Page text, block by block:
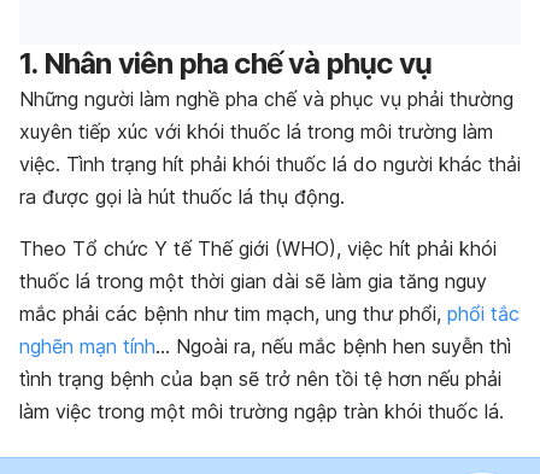
1. Nhân viên pha chế và phục vụ
Những người làm nghề pha chế và phục vụ phải thường
xuyên tiếp xúc với khói thuốc lá trong môi trường làm
việc. Tình trạng hít phải khói thuốc lá do người khác thải
ra được gọi là hút thuốc lá thụ động.
Theo Tổ chức Y tế Thế giới (WHO), việc hít phải khói
thuốc lá trong một thời gian dài sẽ làm gia tăng nguy
mắc phải các bệnh như tim mạch, ung thư phổi, phổi tắc
nghẽn mạn tính… Ngoài ra, nếu mắc bệnh hen suyễn thì
tình trạng bệnh của bạn sẽ trở nên tồi tệ hơn nếu phải
làm việc trong một môi trường ngập tràn khói thuốc lá.